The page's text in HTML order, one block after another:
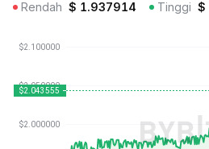
Rendah $ 1.937914 Tinggi $